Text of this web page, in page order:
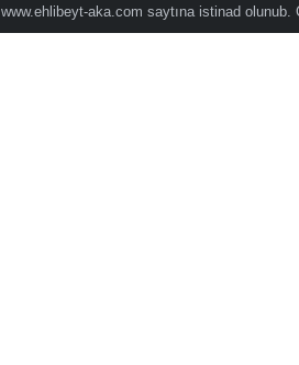
www.ehlibeyt-aka.com saytına istinad olunub.